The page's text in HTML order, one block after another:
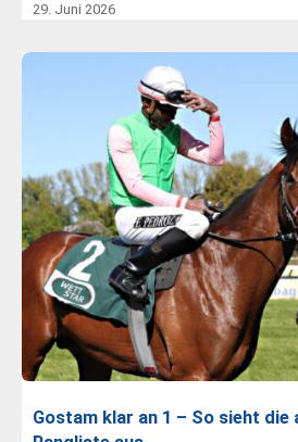
29. Juni 2026
Gostam klar an 1 – So sieht die